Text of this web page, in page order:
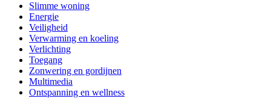
Slimme woning
Energie
Veiligheid
Verwarming en koeling
Verlichting
Toegang
Zonwering en gordijnen
Multimedia
Ontspanning en wellness